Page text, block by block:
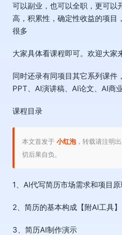
可以副业，也可以全职，更可以
高，积累性，确定性收益的项目
很多
大家具体看课程即可。欢迎大家
同时还录有同项目其它系列课件
PPT、AI演讲稿、AI论文、AI商
课程目录
本文首发于 小红泡，转载请注明
切后果自负。
1、AI代写简历市场需求和项目原
2、简历的基本构成【附AI工具】
3、简历AI制作演示